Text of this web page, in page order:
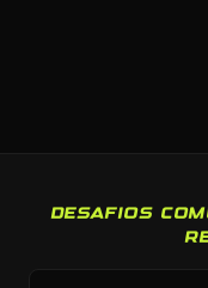
DESAFIOS